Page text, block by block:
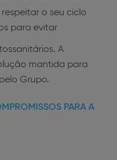
o seu ciclo
para evitar
A
mantida para
Grupo.
PARA A